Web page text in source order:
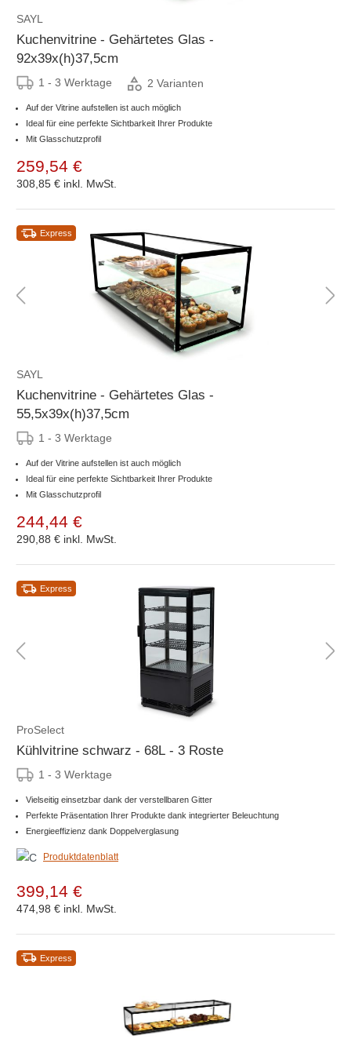
SAYL
Kuchenvitrine - Gehärtetes Glas -
92x39x(h)37,5cm
1 - 3 Werktage 2 Varianten
Auf der Vitrine aufstellen ist auch möglich
Ideal für eine perfekte Sichtbarkeit Ihrer Produkte
Mit Glasschutzprofil
259,54 €
308,85 € inkl. MwSt.
Express
SAYL
Kuchenvitrine - Gehärtetes Glas -
55,5x39x(h)37,5cm
1 - 3 Werktage
Auf der Vitrine aufstellen ist auch möglich
Ideal für eine perfekte Sichtbarkeit Ihrer Produkte
Mit Glasschutzprofil
244,44 €
290,88 € inkl. MwSt.
Express
ProSelect
Kühlvitrine schwarz - 68L - 3 Roste
1 - 3 Werktage
Vielseitig einsetzbar dank der verstellbaren Gitter
Perfekte Präsentation Ihrer Produkte dank integrierter Beleuchtung
Energieeffizienz dank Doppelverglasung
Produktdatenblatt
399,14 €
474,98 € inkl. MwSt.
Express